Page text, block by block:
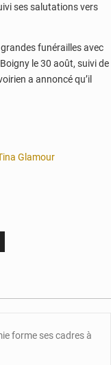
ses salutations vers
funérailles avec
le 30 août, suivi de
a annoncé qu’il
Glamour
forme ses cadres à